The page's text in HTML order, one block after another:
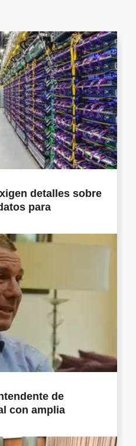
detalles sobre
para
de
con amplia